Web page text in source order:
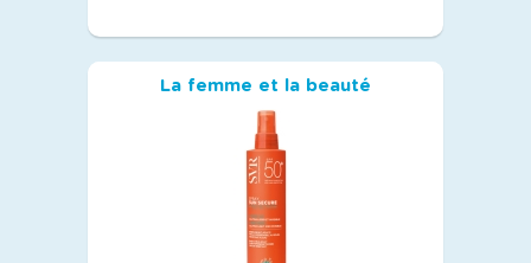
La femme et la beauté